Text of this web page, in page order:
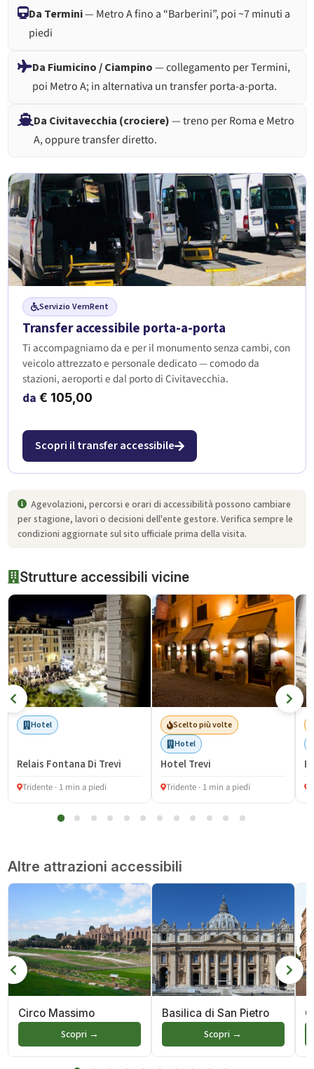
Da Termini— Metro A fino a “Barberini”, poi ~7 minuti a
piedi
Da Fiumicino / Ciampino— collegamento per Termini,
poi Metro A; in alternativa un transfer porta-a-porta.
Da Civitavecchia (crociere)— treno per Roma e Metro
A, oppure transfer diretto.
Servizio VemRent
Transfer accessibile porta-a-porta
Ti accompagniamo da e per il monumento senza cambi, con
veicolo attrezzato e personale dedicato — comodo da
stazioni, aeroporti e dal porto di Civitavecchia.
da€ 105,00
Scopri il transfer accessibile
Agevolazioni, percorsi e orari di accessibilità possono cambiare
per stagione, lavori o decisioni dell'ente gestore. Verifica sempre le
condizioni aggiornate sul sito ufficiale prima della visita.
Strutture accessibili vicine
Hotel
Relais Fontana Di Trevi
Tridente · 1 min a piedi
Scelto più volte
Hotel
Hotel Trevi
Tridente · 1 min a piedi
Altre attrazioni accessibili
Circo Massimo
Scopri →
Basilica di San Pietro
Scopri →